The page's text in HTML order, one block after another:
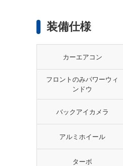
装備仕様
カーエアコン
フロントのみパワーウィ
ンドウ
バックアイカメラ
アルミホイール
ターボ